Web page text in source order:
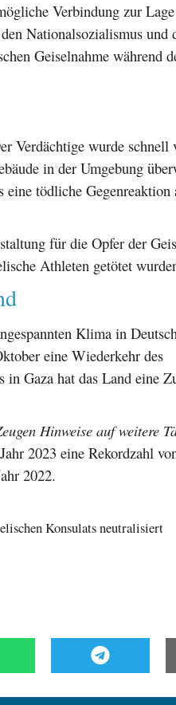
Verbindung zur
Nationalsozialismus und
Geiselnahme während
Verdächtige wurde schnell
in der Umgebung
eine tödliche Gegenreaktion
für die Opfer der
Athleten getötet
Klima in
eine Wiederkehr des
Gaza hat das Land eine
Hinweise auf weitere
2023 eine Rekordzahl
2022.
Konsulats neutralisiert